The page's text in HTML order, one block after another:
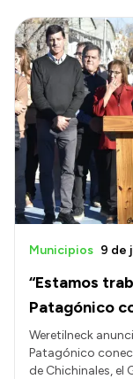
“Estamos
Patagónico
Municipios 9 de
Weretilneck
Patagónico
de Chichinales, el